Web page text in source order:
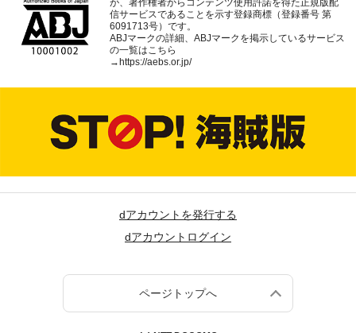
が、著作権者からコンテンツ使用許諾を得た正規版配
信サービスであることを示す登録商標（登録番号 第
6091713号）です。
ABJマークの詳細、ABJマークを掲示しているサービス
の一覧はこちら
→ https://aebs.or.jp/
dアカウントを発行する
dアカウントログイン
ページトップへ